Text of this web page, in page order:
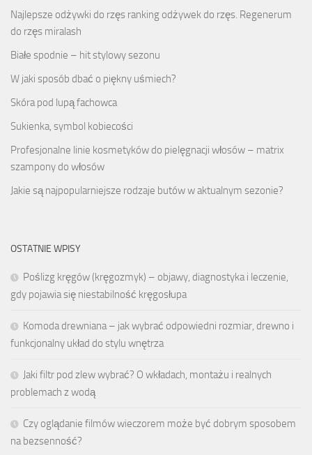
Najlepsze odżywki do rzęs ranking odżywek do rzęs. Regenerum
do rzęs miralash
Białe spodnie – hit stylowy sezonu
W jaki sposób dbać o piękny uśmiech?
Skóra pod lupą fachowca
Sukienka, symbol kobiecości
Profesjonalne linie kosmetyków do pielęgnacji włosów – matrix
szampony do włosów
Jakie są najpopularniejsze rodzaje butów w aktualnym sezonie?
OSTATNIE WPISY
Poślizg kręgów (kręgozmyk) – objawy, diagnostyka i leczenie,
gdy pojawia się niestabilność kręgosłupa
Komoda drewniana – jak wybrać odpowiedni rozmiar, drewno i
funkcjonalny układ do stylu wnętrza
Jaki filtr pod zlew wybrać? O wkładach, montażu i realnych
problemach z wodą
Czy oglądanie filmów wieczorem może być dobrym sposobem
na bezsenność?